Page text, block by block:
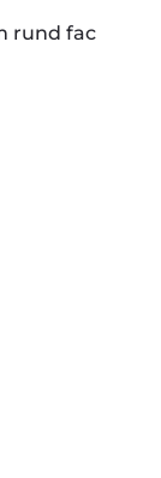
rund fac